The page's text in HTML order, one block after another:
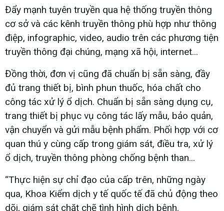
Đẩy mạnh tuyên truyền qua hệ thống truyền thông
cơ sở và các kênh truyền thông phù hợp như thông
điệp, infographic, video, audio trên các phương tiện
truyền thông đại chúng, mạng xã hội, internet...
Đồng thời, đơn vị cũng đã chuẩn bị sẵn sàng, đầy
đủ trang thiết bị, bình phun thuốc, hóa chất cho
công tác xử lý ổ dịch. Chuẩn bị sẵn sàng dụng cụ,
trang thiết bị phục vụ công tác lấy mẫu, bảo quản,
vận chuyển và gửi mẫu bệnh phẩm. Phối hợp với cơ
quan thú y cùng cấp trong giám sát, điều tra, xử lý
ổ dịch, truyền thông phòng chống bệnh than...
“Thực hiện sự chỉ đạo của cấp trên, những ngày
qua, Khoa Kiểm dịch y tế quốc tế đã chủ động theo
dõi, giám sát chặt chẽ tình hình dịch bệnh.